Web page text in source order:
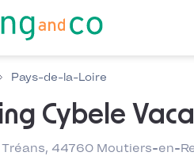
Pays-de-la-Loire
Cybele
Tréans, 44760 Moutiers-en-